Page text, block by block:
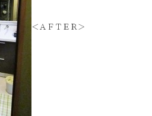
＜ＡＦＴＥＲ＞